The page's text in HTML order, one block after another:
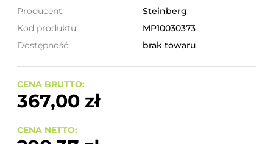
Producent:
Steinberg
Kod produktu:
MP10030373
Dostępność:
brak towaru
CENA BRUTTO:
367,00 zł
CENA NETTO: